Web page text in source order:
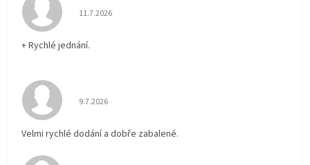
Hodnocení obchodu je 5 z 5 hvězdiček.
11.7.2026
+ Rychlé jednání.
Hodnocení obchodu je 5 z 5 hvězdiček.
9.7.2026
Velmi rychlé dodání a dobře zabalené.